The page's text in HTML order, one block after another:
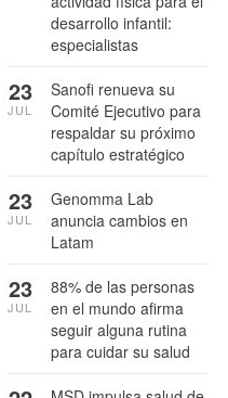
desarrollo infantil:
especialistas
Sanofi renueva su
Comité Ejecutivo para
respaldar su próximo
capítulo estratégico
23
JUL
Genomma Lab
anuncia cambios en
Latam
23
JUL
88% de las personas
en el mundo afirma
seguir alguna rutina
para cuidar su salud
23
JUL